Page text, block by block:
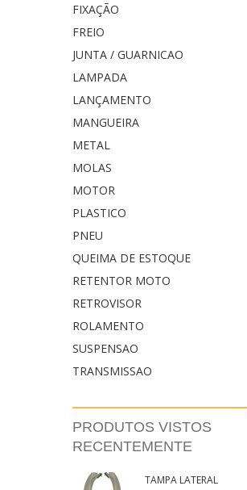
FIXAÇÃO
FREIO
JUNTA / GUARNICAO
LAMPADA
LANÇAMENTO
MANGUEIRA
METAL
MOLAS
MOTOR
PLASTICO
PNEU
QUEIMA DE ESTOQUE
RETENTOR MOTO
RETROVISOR
ROLAMENTO
SUSPENSAO
TRANSMISSAO
PRODUTOS VISTOS
RECENTEMENTE
TAMPA LATERAL